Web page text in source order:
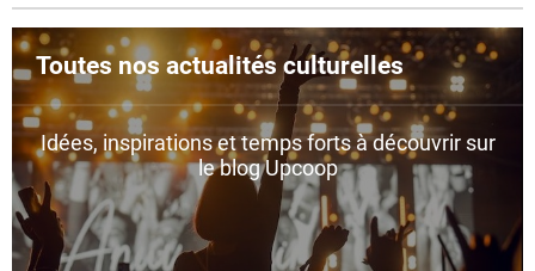
Toutes nos actualités culturelles
Idées, inspirations et temps forts à découvrir sur
le blog Upcoop